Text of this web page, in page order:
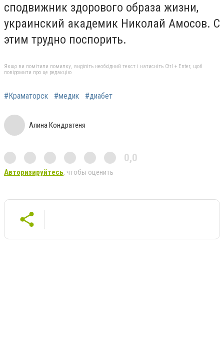
сподвижник здорового образа жизни,
украинский академик Николай Амосов. С
этим трудно поспорить.
Якщо ви помітили помилку, виділіть необхідний текст і натисніть Ctrl + Enter, щоб
повідомити про це редакцію
#Краматорск #медик #диабет
Алина Кондратеня
0,0
Авторизируйтесь, чтобы оценить